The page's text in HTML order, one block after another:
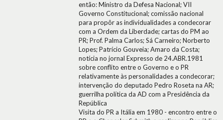
então: Ministro da Defesa Nacional; VII
Governo Constitucional; comissão nacional
para propôr as individualidades a condecorar
com a Ordem da Liberdade; cartas do PM ao
PR; Prof. Palma Carlos; Sá Carneiro; Norberto
Lopes; Patrício Gouveia; Amaro da Costa;
notícia no jornal Expresso de 24.ABR.1981
sobre conflito entre o Governo e o PR
relativamente às personalidades a condecorar;
intervenção do deputado Pedro Roseta na AR;
guerrilha política da AD com a Presidência da
República
Visita do PR a Itália em 1980 - encontro entre o